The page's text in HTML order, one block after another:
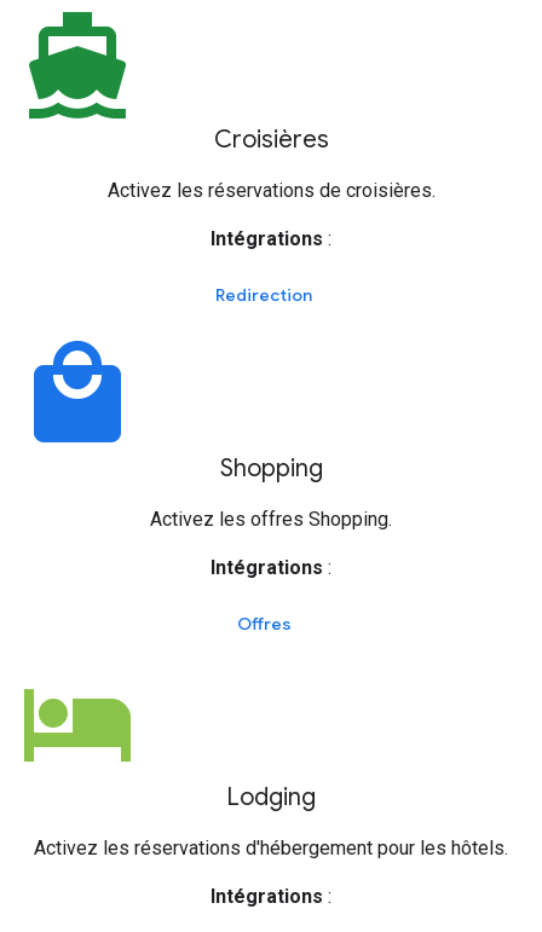
directions_boat
Croisières
Activez les réservations de croisières.
Intégrations :
Redirection
local_mall
Shopping
Activez les offres Shopping.
Intégrations :
Offres
hotel
Lodging
Activez les réservations d'hébergement pour les hôtels.
Intégrations :